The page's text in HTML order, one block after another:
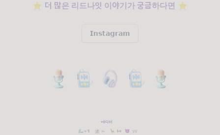
⭐️ 더 많은 리드나잇 이야기가 궁금하다면 ⭐️
𝗜𝗻𝘀𝘁𝗮𝗴𝗿𝗮𝗺